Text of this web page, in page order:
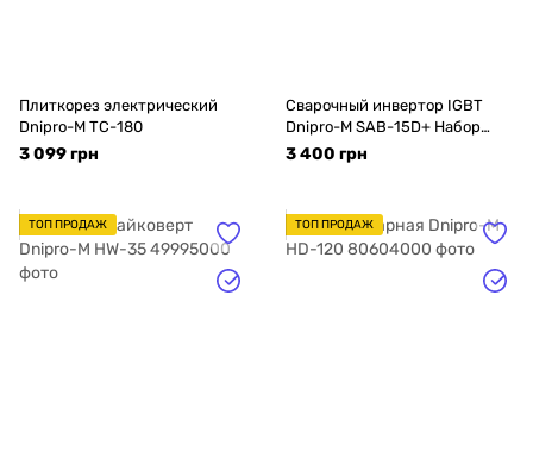
Плиткорез электрический
Dnipro-M TC-180
3 099 грн
Сварочный инвертор IGBT
Dnipro-M SAB-15D+ Набор
сварочных кабелей WS-3220A
3 400 грн
ТОП ПРОДАЖ ТОП ПРОДАЖ